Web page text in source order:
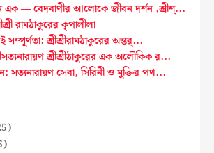
এক — বেদবাণীর আলোকে জীবন দর্শন ,শ্রীশ্...
রামঠাকুরের কৃপালীলা
শ্রীশ্রীরামঠাকুরের অন্তর্...
শ্রীশ্রীঠাকুরের এক অলৌকিক র...
সত্যনারায়ণ সেবা, সিরিনী ও মুক্তির পথ...